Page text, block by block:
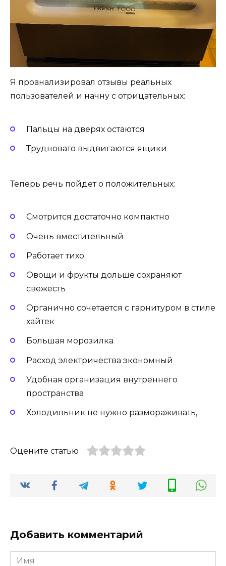
Я проанализировал отзывы реальных
пользователей и начну с отрицательных:
Пальцы на дверях остаются
Трудновато выдвигаются ящики
Теперь речь пойдет о положительных:
Смотрится достаточно компактно
Очень вместительный
Работает тихо
Овощи и фрукты дольше сохраняют
свежесть
Органично сочетается с гарнитуром в стиле
хайтек
Большая морозилка
Расход электричества экономный
Удобная организация внутреннего
пространства
Холодильник не нужно размораживать,
Оцените статью
Добавить комментарий
Имя